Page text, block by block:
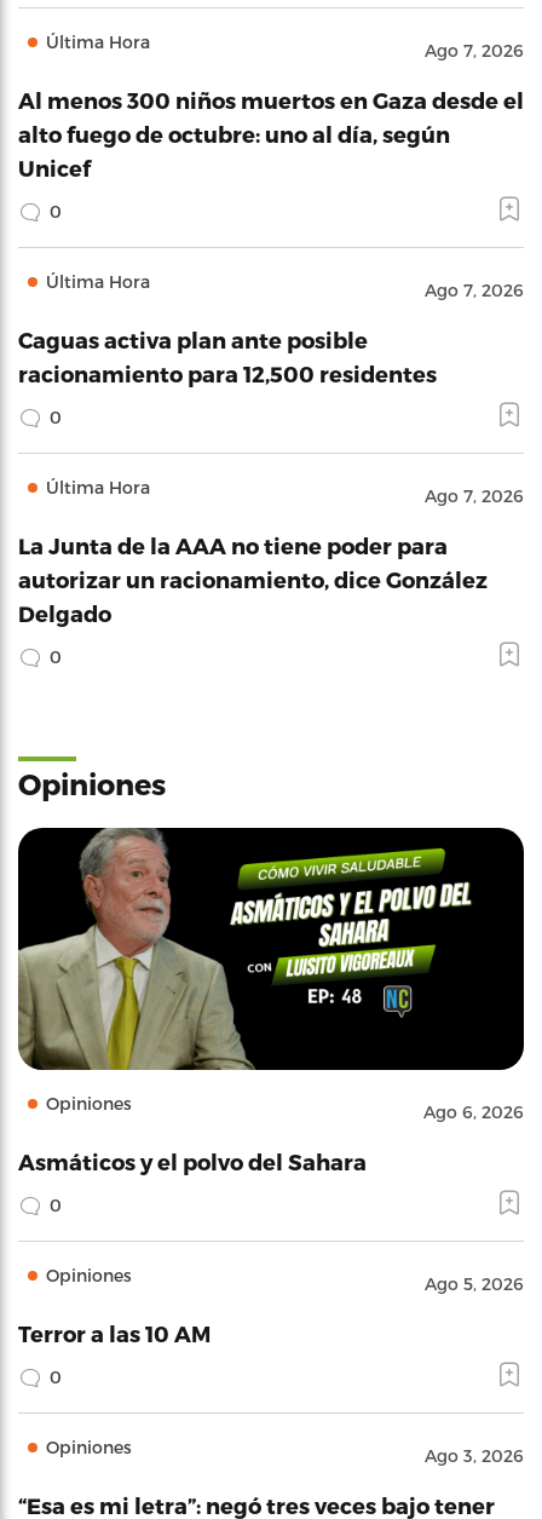
Última Hora Ago 7, 2026
Al menos 300 niños muertos en Gaza desde el
alto fuego de octubre: uno al día, según
Unicef
0
Última Hora Ago 7, 2026
Caguas activa plan ante posible
racionamiento para 12,500 residentes
0
Última Hora Ago 7, 2026
La Junta de la AAA no tiene poder para
autorizar un racionamiento, dice González
Delgado
0
Opiniones
Opiniones Ago 6, 2026
Asmáticos y el polvo del Sahara
0
Opiniones Ago 5, 2026
Terror a las 10 AM
0
Opiniones Ago 3, 2026
“Esa es mi letra”: negó tres veces bajo tener